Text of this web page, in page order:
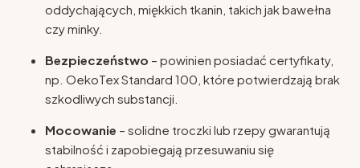
oddychających, miękkich tkanin, takich jak bawełna
czy minky.
Bezpieczeństwo – powinien posiadać certyfikaty,
np. OekoTex Standard 100, które potwierdzają brak
szkodliwych substancji.
Mocowanie – solidne troczki lub rzepy gwarantują
stabilność i zapobiegają przesuwaniu się